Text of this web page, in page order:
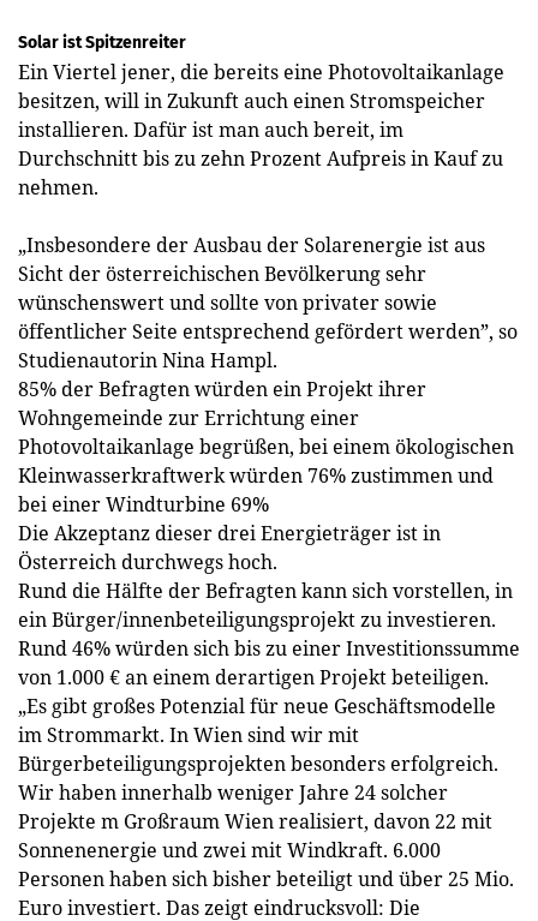
Solar ist Spitzenreiter
Ein Viertel jener, die bereits eine Photovoltaikanlage
besitzen, will in Zukunft auch einen Stromspeicher
installieren. Dafür ist man auch bereit, im
Durchschnitt bis zu zehn Prozent Aufpreis in Kauf zu
nehmen.
„Insbesondere der Ausbau der Solarenergie ist aus
Sicht der österreichischen Bevölkerung sehr
wünschenswert und sollte von privater sowie
öffentlicher Seite entsprechend gefördert werden”, so
Studienautorin Nina Hampl.
85% der Befragten würden ein Projekt ihrer
Wohngemeinde zur Errichtung einer
Photovoltaikanlage begrüßen, bei einem ökologischen
Kleinwasserkraftwerk würden 76% zustimmen und
bei einer Windturbine 69%
Die Akzeptanz dieser drei Energieträger ist in
Österreich durchwegs hoch.
Rund die Hälfte der Befragten kann sich vorstellen, in
ein Bürger/innenbeteiligungsprojekt zu investieren.
Rund 46% würden sich bis zu einer Investitionssumme
von 1.000 € an einem derartigen Projekt beteiligen.
„Es gibt großes Potenzial für neue Geschäftsmodelle
im Strommarkt. In Wien sind wir mit
Bürgerbeteiligungsprojekten besonders erfolgreich.
Wir haben innerhalb weniger Jahre 24 solcher
Projekte m Großraum Wien realisiert, davon 22 mit
Sonnenenergie und zwei mit Windkraft. 6.000
Personen haben sich bisher beteiligt und über 25 Mio.
Euro investiert. Das zeigt eindrucksvoll: Die